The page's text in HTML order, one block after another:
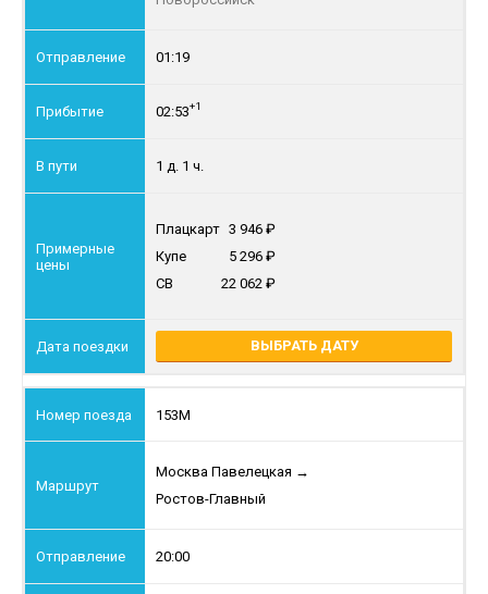
01:19
02:53+1
1 д. 1 ч.
Плацкарт 3 946
Купе
5 296
СВ
22 062
ВЫБРАТЬ ДАТУ
153М
Москва Павелецкая →
Ростов-Главный
20:00